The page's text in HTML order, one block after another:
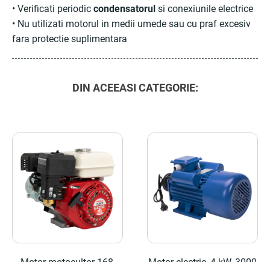
• Verificati periodic condensatorul si conexiunile electrice
• Nu utilizati motorul in medii umede sau cu praf excesiv
fara protectie suplimentara
DIN ACEEASI CATEGORIE: